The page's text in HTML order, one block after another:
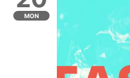
MON